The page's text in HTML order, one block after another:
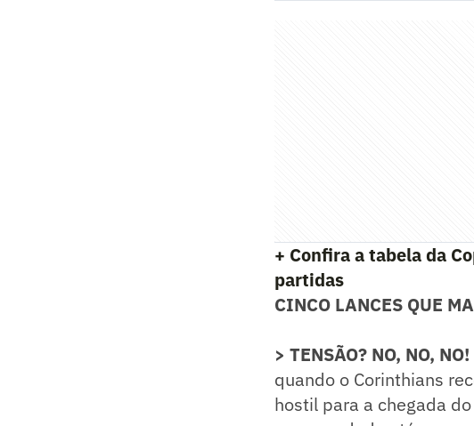
+ Confira a tabela da
partidas
CINCO LANCES QUE
> TENSÃO? NO, NO, NO!
quando o Corinthians
hostil para a chegada